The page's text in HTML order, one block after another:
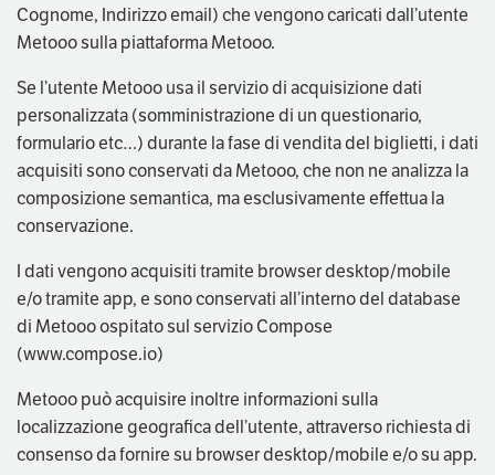
Cognome, Indirizzo email) che vengono caricati dall’utente
Metooo sulla piattaforma Metooo.
Se l’utente Metooo usa il servizio di acquisizione dati
personalizzata (somministrazione di un questionario,
formulario etc…) durante la fase di vendita del biglietti, i dati
acquisiti sono conservati da Metooo, che non ne analizza la
composizione semantica, ma esclusivamente effettua la
conservazione.
I dati vengono acquisiti tramite browser desktop/mobile
e/o tramite app, e sono conservati all’interno del database
di Metooo ospitato sul servizio Compose
(www.compose.io)
Metooo può acquisire inoltre informazioni sulla
localizzazione geografica dell’utente, attraverso richiesta di
consenso da fornire su browser desktop/mobile e/o su app.